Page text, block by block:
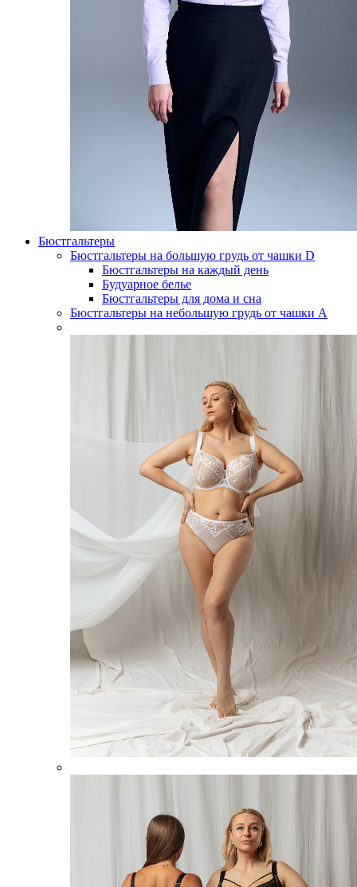
Бюстгальтеры
Бюстгальтеры на большую грудь от чашки D
Бюстгальтеры на каждый день
Будуарное белье
Бюстгальтеры для дома и сна
Бюстгальтеры на небольшую грудь от чашки А